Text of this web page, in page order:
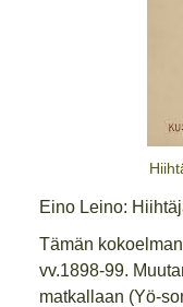
Eino Leino:
Tämän
vv.1898-99.
matkallaan (Yö-